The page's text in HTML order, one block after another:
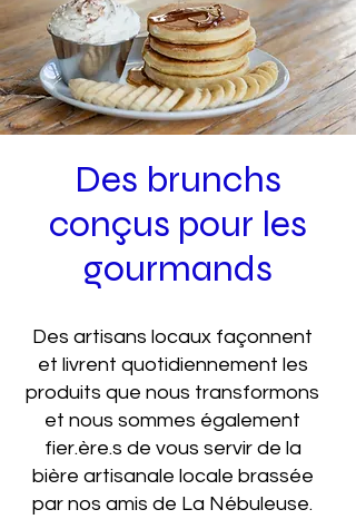
Des brunchs
conçus pour les
gourmands
Des artisans locaux façonnent
et livrent quotidiennement les
produits que nous transformons
et nous sommes également
fier.ère.s de vous servir de la
bière artisanale locale brassée
par nos amis de La Nébuleuse.